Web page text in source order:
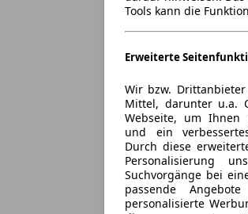
Tools kann die
Erweiterte
Wir bzw.
Mittel, darunter u.a.
Webseite, um Ihnen
und ein
Durch diese
Personalisierung
Suchvorgänge bei
passende
personalisierte